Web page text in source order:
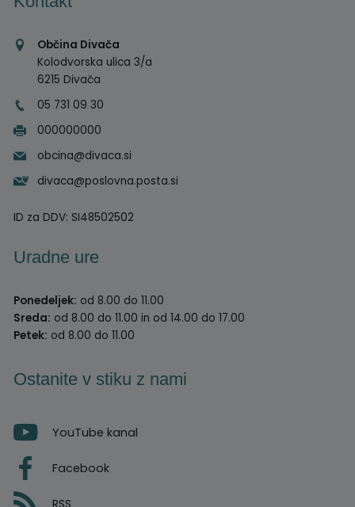
Občina Divača
Kolodvorska ulica 3/a
6215 Divača
05 731 09 30
000000000
obcina@divaca.si
divaca@poslovna.posta.si
ID za DDV: SI48502502
Uradne ure
Ponedeljek: od 8.00 do 11.00
Sreda: od 8.00 do 11.00 in od 14.00 do 17.00
Petek: od 8.00 do 11.00
Ostanite v stiku z nami
YouTube kanal
Facebook
RSS